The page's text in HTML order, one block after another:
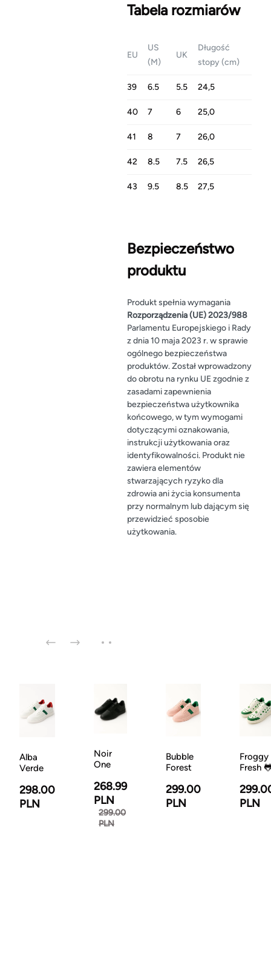
Tabela rozmiarów
EU
US
(M)
UK
Długość
stopy (cm)
39 6.5 5.5 24,5
40 7 6 25,0
41 8 7 26,0
42 8.5 7.5 26,5
43 9.5 8.5 27,5
Bezpieczeństwo
produktu
Produkt spełnia wymagania
Rozporządzenia (UE) 2023/988
Parlamentu Europejskiego i Rady
z dnia 10 maja 2023 r. w sprawie
ogólnego bezpieczeństwa
produktów. Został wprowadzony
do obrotu na rynku UE zgodnie z
zasadami zapewnienia
bezpieczeństwa użytkownika
końcowego, w tym wymogami
dotyczącymi oznakowania,
instrukcji użytkowania oraz
identyfikowalności. Produkt nie
zawiera elementów
stwarzających ryzyko dla
zdrowia ani życia konsumenta
przy normalnym lub dającym się
przewidzieć sposobie
użytkowania.
Alba
Verde
298.00
PLN
Noir
One
268.99
PLN
299.00
PLN
Bubble
Forest
299.00
PLN
Froggy
Fresh
PLN